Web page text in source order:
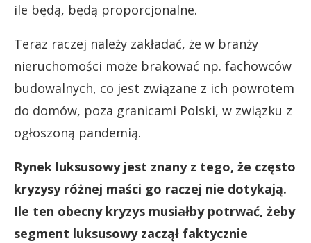
ile będą, będą proporcjonalne.
Teraz raczej należy zakładać, że w branży
nieruchomości może brakować np. fachowców
budowalnych, co jest związane z ich powrotem
do domów, poza granicami Polski, w związku z
ogłoszoną pandemią.
Rynek luksusowy jest znany z tego, że często
kryzysy różnej maści go raczej nie dotykają.
Ile ten obecny kryzys musiałby potrwać, żeby
segment luksusowy zaczął faktycznie